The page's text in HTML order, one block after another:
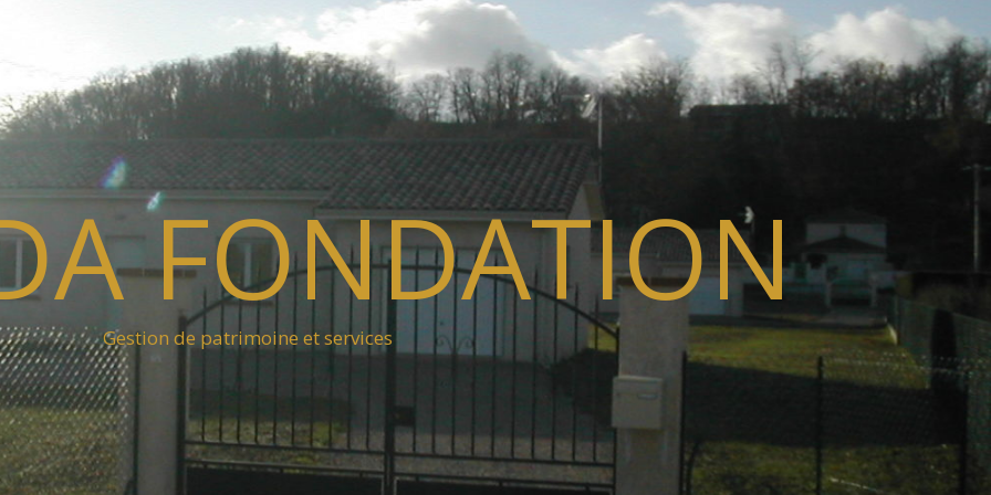
FONDATION
Gestion de patrimoine et services